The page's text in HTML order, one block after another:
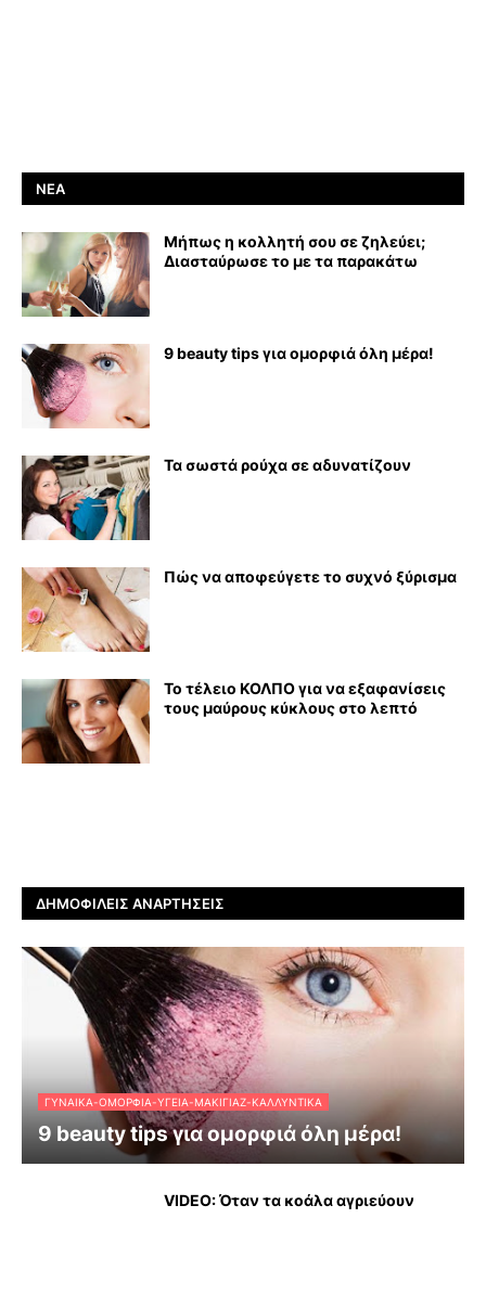
ΝΈΑ
Μήπως η κολλητή σου σε ζηλεύει;
Διασταύρωσε το με τα παρακάτω
9 beauty tips για ομορφιά όλη μέρα!
Τα σωστά ρούχα σε αδυνατίζουν
Πώς να αποφεύγετε το συχνό ξύρισμα
Το τέλειο ΚΟΛΠΟ για να εξαφανίσεις
τους μαύρους κύκλους στο λεπτό
ΔΗΜΟΦΙΛΕΊΣ ΑΝΑΡΤΉΣΕΙΣ
ΓΥΝΑΊΚΑ-ΟΜΟΡΦΙΆ-ΥΓΕΊΑ-ΜΑΚΙΓΙΆΖ-ΚΑΛΛΥΝΤΙΚΆ
9 beauty tips για ομορφιά όλη μέρα!
VIDEO: Όταν τα κοάλα αγριεύουν